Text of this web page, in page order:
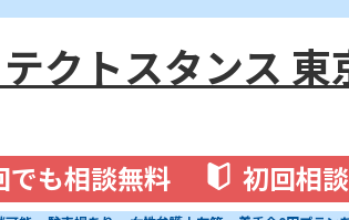
クトスタンス 東
でも相談無料 初回相